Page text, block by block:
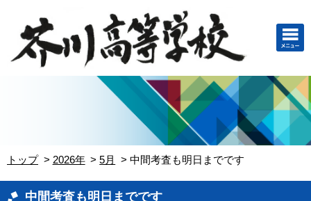
トップ 2026年 5月 中間考査も明日までです
中間考査も明日までです